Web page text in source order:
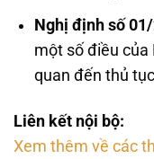
Nghị định số
một số điều của
quan đến thủ
Liên kết nội bộ:
Xem thêm về các